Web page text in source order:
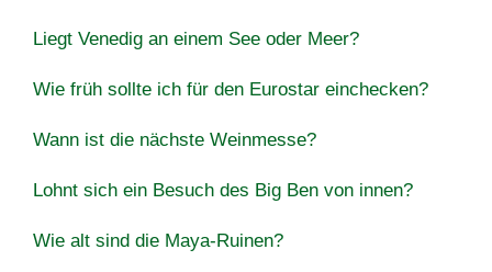
Liegt Venedig an einem See oder Meer?
Wie früh sollte ich für den Eurostar einchecken?
Wann ist die nächste Weinmesse?
Lohnt sich ein Besuch des Big Ben von innen?
Wie alt sind die Maya-Ruinen?